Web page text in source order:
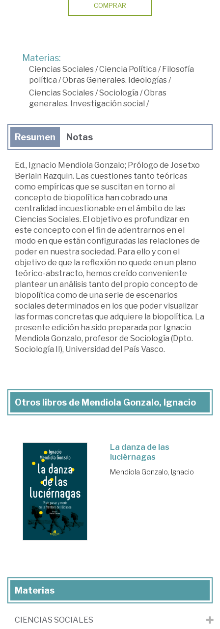
COMPRAR
Materias:
Ciencias Sociales/Ciencia Política /Filosofía
política /Obras Generales. Ideologías/
Ciencias Sociales/Sociología /Obras
generales. Investigación social /
Resumen Notas
Ed., Ignacio Mendiola Gonzalo; Prólogo de Josetxo
Beriain Razquin. Las cuestiones tanto teóricas
como empíricas que se suscitan en torno al
concepto de biopolítica han cobrado una
centralidad incuestionable en el ámbito de las
Ciencias Sociales. El objetivo es profundizar en
este concepto con el fin de adentrarnos en el
modo en que están configuradas las relaciones de
poder en nuestra sociedad. Para ello y con el
objetivo de que la reflexión no quede en un plano
teórico-abstracto, hemos creído conveniente
plantear un análisis tanto del propio concepto de
biopolítica como de una serie de escenarios
sociales determinados en los que poder visualizar
las formas concretas que adquiere la biopolítica. La
presente edición ha sido preparada por Ignacio
Mendiola Gonzalo, profesor de Sociología (Dpto.
Sociología II), Universidad del País Vasco.
Otros libros de Mendiola Gonzalo, Ignacio
La danza de las
luciérnagas
Mendiola Gonzalo, Ignacio
Materias
CIENCIAS SOCIALES